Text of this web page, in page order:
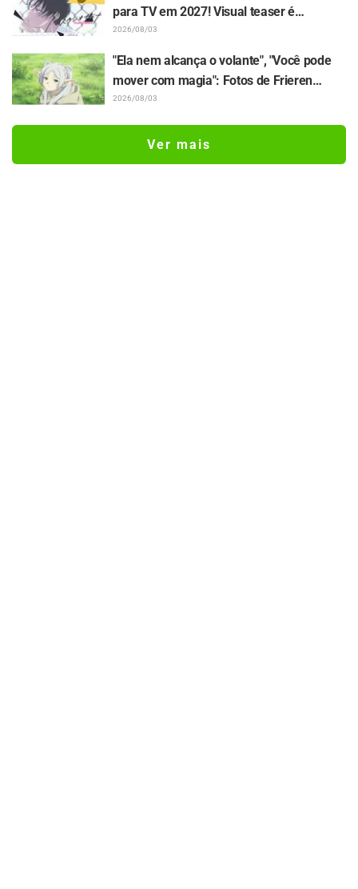
para TV em 2027! Visual teaser é
revelado, e Sayumi Suzushiro continuará
no papel de Yukari Maki após o PV do
2026/08/03
"Ela nem alcança o volante", "Você pode
mover com magia": Fotos de Frieren
sentada em um trator deixam fãs caindo
Jornada Para o Além"
2026/08/03
Ver mais